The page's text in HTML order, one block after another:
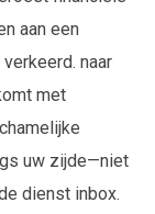
aan een
naar
met
uw zijde—niet
dienst inbox.